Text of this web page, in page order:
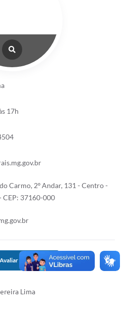
17h
Carmo, 2º Andar, 131 - Centro -
CEP: 37160-000
Avaliar Informação
Lima